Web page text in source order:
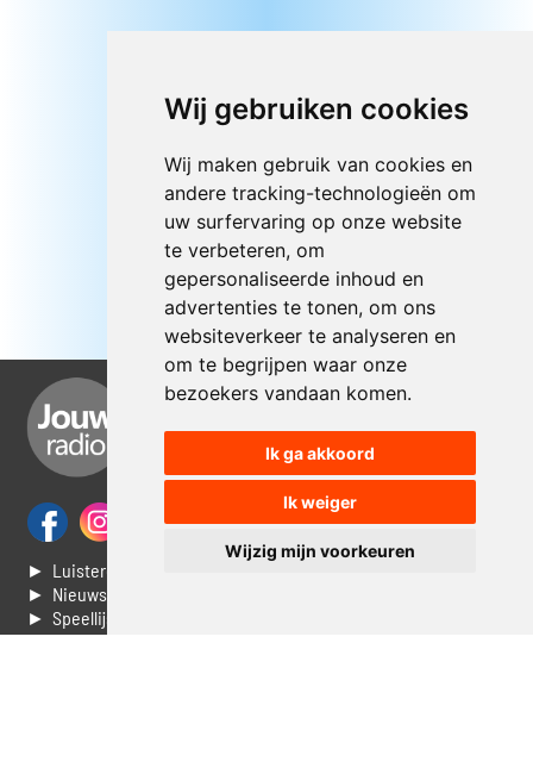
Wij gebruiken cookies
Wij maken gebruik van cookies en
andere tracking-technologieën om
uw surfervaring op onze website
te verbeteren, om
gepersonaliseerde inhoud en
advertenties te tonen, om ons
websiteverkeer te analyseren en
om te begrijpen waar onze
bezoekers vandaan komen.
Ik ga akkoord
Ik weiger
Wijzig mijn voorkeuren
► Luisteren naar Jouwradio
► Nieuws
► Speellijst
► Stem voor de Dag top 3